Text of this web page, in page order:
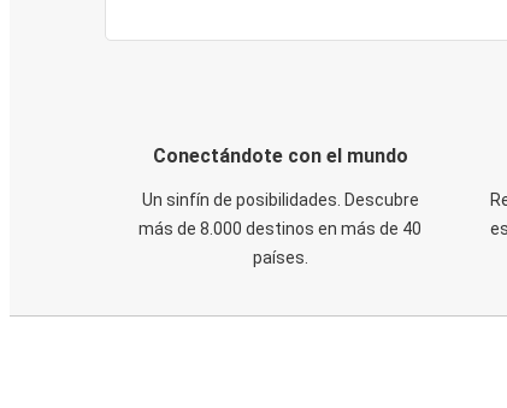
Conectándote con el mundo
Un sinfín de posibilidades. Descubre
más de 8.000 destinos en más de 40
países.